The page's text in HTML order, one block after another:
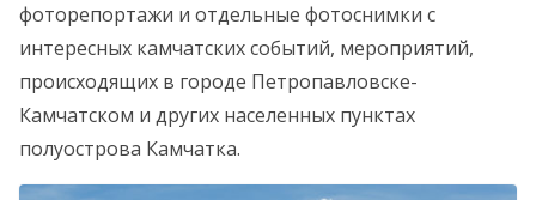
фоторепортажи и отдельные фотоснимки с
интересных камчатских событий, мероприятий,
происходящих в городе Петропавловске-
Камчатском и других населенных пунктах
полуострова Камчатка.